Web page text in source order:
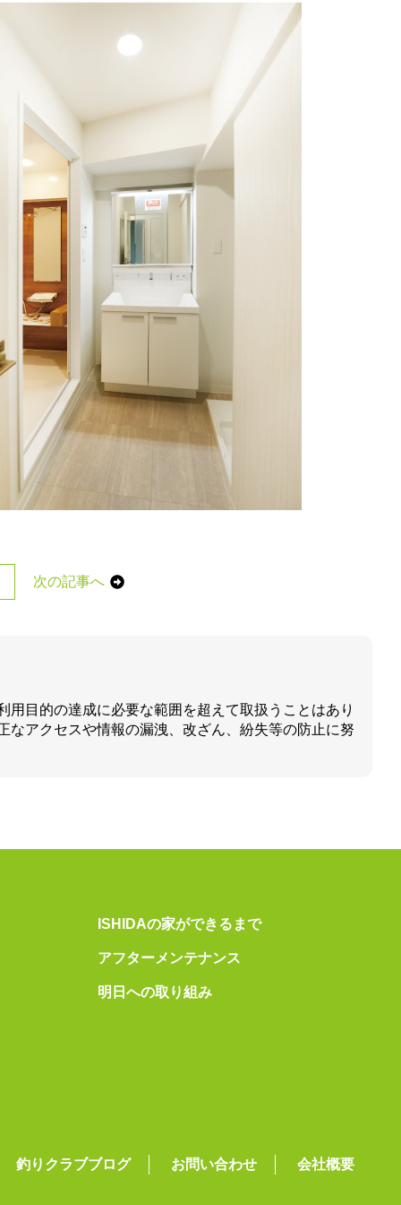
次の記事へ
目的の達成に必要な範囲を超えて取扱うことはあり
アクセスや情報の漏洩、改ざん、紛失等の防止に努
ISHIDAの家ができるまで
アフターメンテナンス
明日への取り組み
釣りクラブブログ お問い合わせ 会社概要